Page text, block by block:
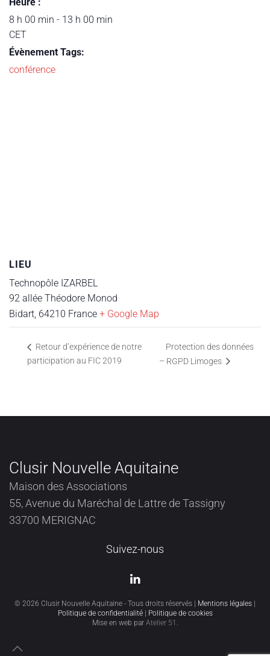
8 h 00 min - 13 h 00 min
CET
Évènement Tags:
conférence
LIEU
Technopôle IZARBEL
92 allée Théodore Monod
Bidart, 64210 France + Google Map
Retour d’expérience de notre
participation au FIC 2019
Protection des données
– RGPD Limoges
Clusir Nouvelle Aquitaine
Maison des Associations
55, Avenue du Maréchal de Lattre de Tassigny
33700 MERIGNAC
Suivez-nous
© 2026 Clusir Nouvelle Aquitaine - Tous droits réservés | Mentions légales
Politique de confidentialité|
Politique de cookies
Mise en web par Atelier 51 .